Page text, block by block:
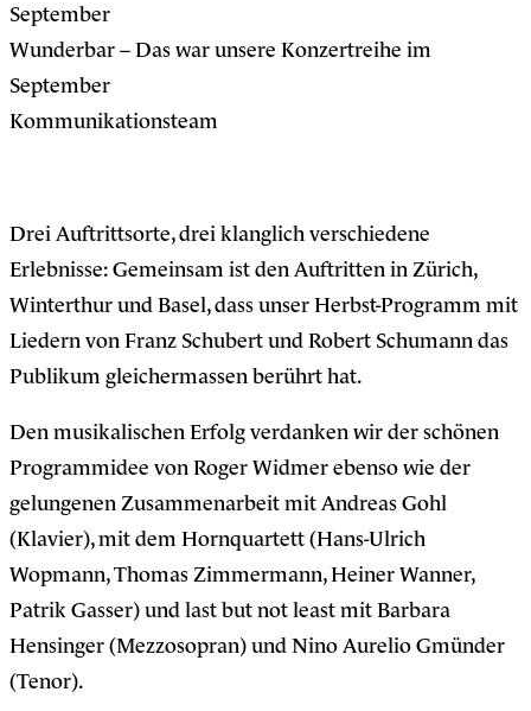
September
Wunderbar – Das war unsere Konzertreihe im
September
Kommunikationsteam
Drei Auftrittsorte, drei klanglich verschiedene
Erlebnisse: Gemeinsam ist den Auftritten in Zürich,
Winterthur und Basel, dass unser Herbst-Programm mit
Liedern von Franz Schubert und Robert Schumann das
Publikum gleichermassen berührt hat.
Den musikalischen Erfolg verdanken wir der schönen
Programmidee von Roger Widmer ebenso wie der
gelungenen Zusammenarbeit mit Andreas Gohl
(Klavier), mit dem Hornquartett (Hans-Ulrich
Wopmann, Thomas Zimmermann, Heiner Wanner,
Patrik Gasser) und last but not least mit Barbara
Hensinger (Mezzosopran) und Nino Aurelio Gmünder
(Tenor).